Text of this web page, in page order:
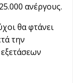
ανέργους.
θα φτάνει
την